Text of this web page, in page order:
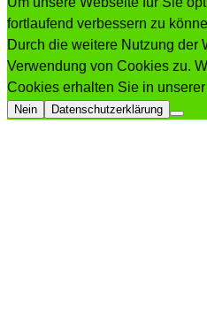
fortlaufend verbessern zu
Durch die weitere Nutzung der
Verwendung von Cookies zu.
Cookies erhalten Sie in
Nein
Datenschutzerklärung